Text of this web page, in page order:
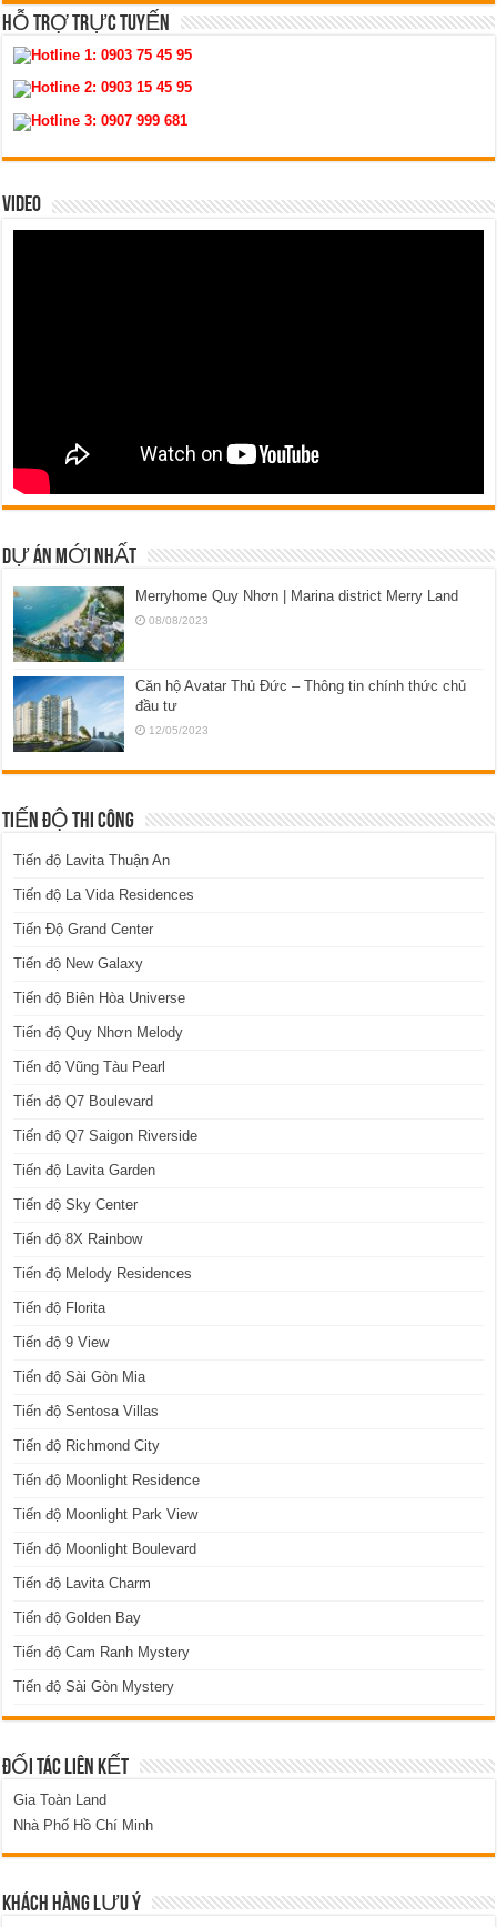
HỖ TRỢ TRỰC TUYẾN
Hotline 1:0903 75 45 95
Hotline 2:0903 15 45 95
Hotline 3:0907 999 681
VIDEO
DỰ ÁN MỚI NHẤT
Merryhome Quy Nhơn | Marina district Merry Land
08/08/2023
Căn hộ Avatar Thủ Đức – Thông tin chính thức chủ
đầu tư
12/05/2023
TIẾN ĐỘ THI CÔNG
Tiến độ Lavita Thuận An
Tiến độ La Vida Residences
Tiến Độ Grand Center
Tiến độ New Galaxy
Tiến độ Biên Hòa Universe
Tiến độ Quy Nhơn Melody
Tiến độ Vũng Tàu Pearl
Tiến độ Q7 Boulevard
Tiến độ Q7 Saigon Riverside
Tiến độ Lavita Garden
Tiến độ Sky Center
Tiến độ 8X Rainbow
Tiến độ Melody Residences
Tiến độ Florita
Tiến độ 9 View
Tiến độ Sài Gòn Mia
Tiến độ Sentosa Villas
Tiến độ Richmond City
Tiến độ Moonlight Residence
Tiến độ Moonlight Park View
Tiến độ Moonlight Boulevard
Tiến độ Lavita Charm
Tiến độ Golden Bay
Tiến độ Cam Ranh Mystery
Tiến độ Sài Gòn Mystery
ĐỐI TÁC LIÊN KẾT
Gia Toàn Land
Nhà Phố Hồ Chí Minh
KHÁCH HÀNG LƯU Ý